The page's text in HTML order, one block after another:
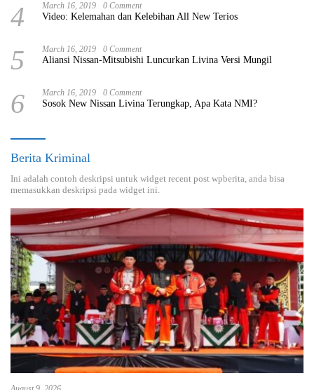
4 March 16, 2019 0 Comment
Video: Kelemahan dan Kelebihan All New Terios
5 March 16, 2019 0 Comment
Aliansi Nissan-Mitsubishi Luncurkan Livina Versi Mungil
6 March 16, 2019 0 Comment
Sosok New Nissan Livina Terungkap, Apa Kata NMI?
Berita Kriminal
Ini adalah contoh deskripsi untuk widget recent post wpberita, anda bisa
memasukkan deskripsi pada widget ini.